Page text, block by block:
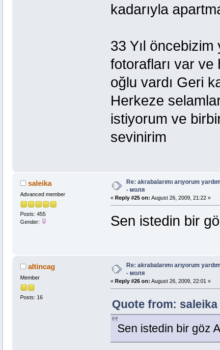
kadarıyla
33 Yıl öncebizim
fotorafları var ve
oğlu vardı Geri
Herkeze
istiyorum ve
sevinirim
saleika
Advanced member
Posts: 455
Gender:
Re: akrabalarımı arıyorum
- моля
« Reply #25 on: August 26, 2009, 21:22 »
Sen istedin bir
altincag
Member
Posts: 16
Re: akrabalarımı arıyorum
- моля
« Reply #26 on: August 26, 2009, 22:01 »
Quote from:
Sen istedin bir göz